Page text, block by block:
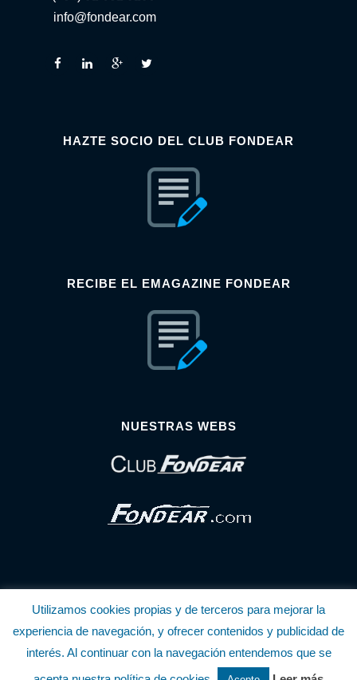
info@fondear.com
HAZTE SOCIO DEL CLUB FONDEAR
RECIBE EL EMAGAZINE FONDEAR
NUESTRAS WEBS
© Copyright Fondear, S.L.
Aunque se consideran exactas, declinamos toda responsabilidad sobre la
Utilizamos cookies propias y de terceros para mejorar la
experiencia de navegación, y ofrecer contenidos y publicidad de
interés. Al continuar con la navegación entendemos que se